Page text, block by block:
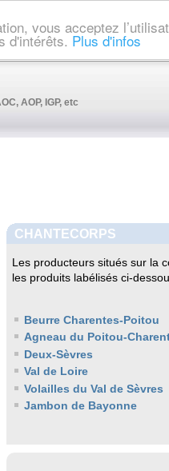
vous acceptez
d'intérêts. Plus d'infos
AOP, IGP, etc
CHANTECORPS
Les producteurs situés sur la
les produits labélisés ci-
Beurre Charentes-Poitou
Agneau du Poitou-
Deux-Sèvres
Val de Loire
Volailles du Val de Sèvres
Jambon de Bayonne